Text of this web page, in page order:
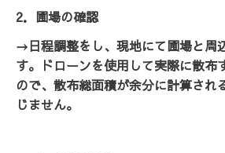
2．圃場の確認
→日程調整をし、現地にて圃場と周
す。 ドローンを使用して実際に散布
ので、散布総面積が余分に計算され
じません。